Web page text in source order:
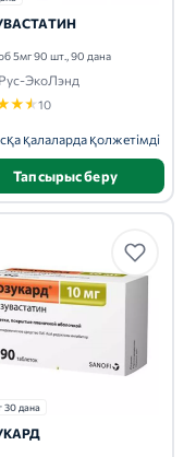
5мг 90 шт., 90 дана
ЭкоЛэнд
★★10
қалаларда қолжетімді
Тапсырыс беру
30 дана